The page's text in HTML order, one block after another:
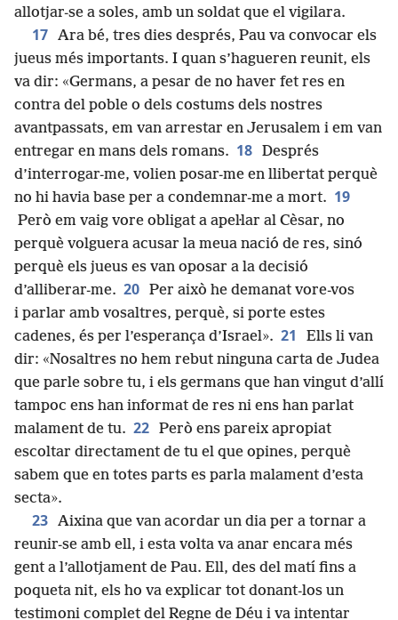
allotjar-se a soles, amb un soldat que el vigilara.
17 Ara bé, tres dies després, Pau va convocar els
jueus més importants. I quan s’hagueren reunit, els
va dir: «Germans, a pesar de no haver fet res en
contra del poble o dels costums dels nostres
avantpassats, em van arrestar en Jerusalem i em van
entregar en mans dels romans. 18 Després
d’interrogar-me, volien posar-me en llibertat perquè
no hi havia base per a condemnar-me a mort. 19
Però em vaig vore obligat a apel·lar al Cèsar, no
perquè volguera acusar la meua nació de res, sinó
perquè els jueus es van oposar a la decisió
d’alliberar-me. 20 Per això he demanat vore-vos
i parlar amb vosaltres, perquè, si porte estes
cadenes, és per l’esperança d’Israel». 21
Ells li van
dir: «Nosaltres no hem rebut ninguna carta de Judea
que parle sobre tu, i els germans que han vingut d’allí
tampoc ens han informat de res ni ens han parlat
malament de tu. 22 Però ens pareix apropiat
escoltar directament de tu el que opines, perquè
sabem que en totes parts es parla malament d’esta
secta».
23 Aixina que van acordar un dia per a tornar a
reunir-se amb ell, i esta volta va anar encara més
gent a l’allotjament de Pau. Ell, des del matí fins a
poqueta nit, els ho va explicar tot donant-los un
testimoni complet del Regne de Déu i va intentar